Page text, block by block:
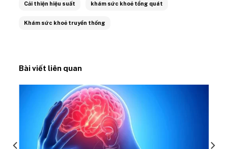
Cải thiện hiệu suất khám sức khoẻ tổng quát
Khám sức khoẻ truyền thống
Bài viết liên quan